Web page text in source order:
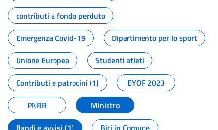
contributi a fondo perduto
Emergenza Covid-19
Dipartimento per lo sport
Unione Europea
Studenti atleti
Contributi e patrocini (1)
EYOF 2023
PNRR
Ministro
Bandi e avvisi (1)
Bici in Comune